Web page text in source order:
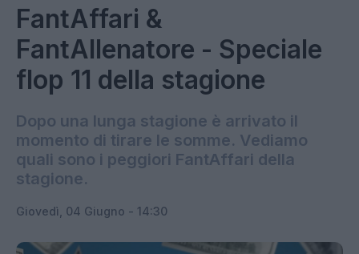
FantAffari &
FantAllenatore - Speciale
flop 11 della stagione
Dopo una lunga stagione è arrivato il
momento di tirare le somme. Vediamo
quali sono i peggiori FantAffari della
stagione.
Giovedì, 04 Giugno - 14:30